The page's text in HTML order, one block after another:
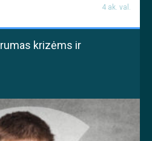
4 ak. val.
krizėms ir